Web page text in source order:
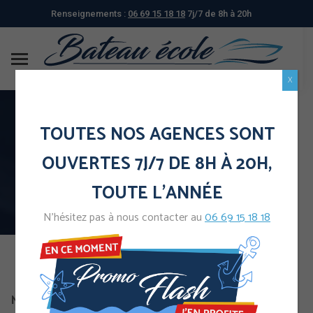
Renseignements : 06 69 15 18 18 7j/7 de 8h à 20h
Témoignages de candidats
Mathieu, 34 ans nous parle de son expérience avec le
TOUTES NOS AGENCES SONT
OUVERTES 7J/7 DE 8H À 20H,
TOUTE L'ANNÉE
N’hésitez pas à nous contacter au06 69 15 18 18
X